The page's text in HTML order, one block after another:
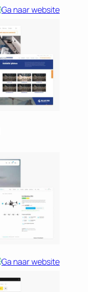
Ga naar website
Ga naar website